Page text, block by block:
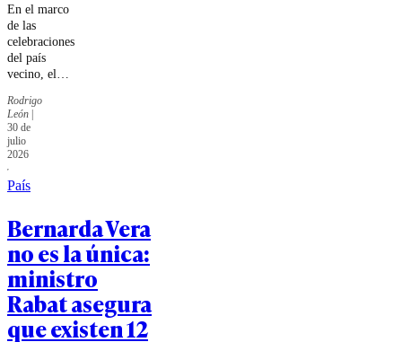
En el marco
de las
celebraciones
del país
vecino, el
presenta una
propuesta
inspirada en
un recorrido
gastronómico
por distintas
incorporando
ingredientes
como cacao
amazónico,
ajíes
tradicionales,
hierbas frescas
y técnicas que
Rodrigo
León |
30 de
julio
2026
País
Bernarda Vera
no es la única:
ministro
Rabat asegura
que existen 12